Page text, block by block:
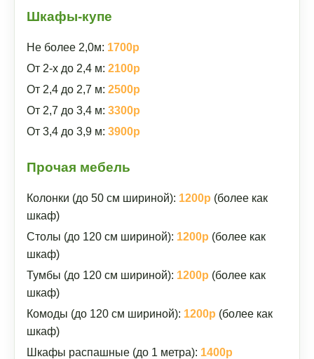
Шкафы-купе
Не более 2,0м: 1700р
От 2-х до 2,4 м: 2100р
От 2,4 до 2,7 м: 2500р
От 2,7 до 3,4 м: 3300р
От 3,4 до 3,9 м: 3900р
Прочая мебель
Колонки (до 50 см шириной): 1200р (более как
шкаф)
Столы (до 120 см шириной): 1200р (более как
шкаф)
Тумбы (до 120 см шириной): 1200р (более как
шкаф)
Комоды (до 120 см шириной): 1200р (более как
шкаф)
Шкафы распашные (до 1 метра): 1400р